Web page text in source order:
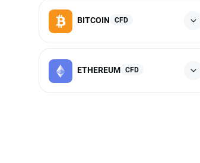
BITCOIN CFD
ETHEREUM CFD